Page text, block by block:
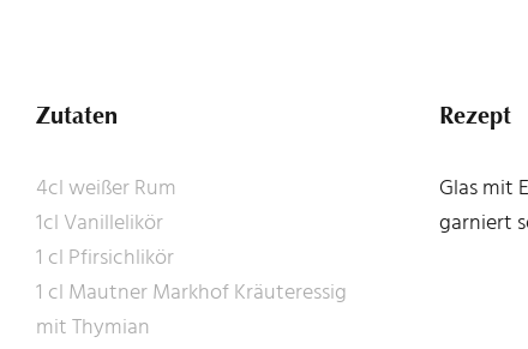
Zutaten
4cl weißer Rum
1cl Vanillelikör
1 cl Pfirsichlikör
1 cl Mautner Markhof Kräuteressig
mit Thymian
Rezept
Glas mit
garniert